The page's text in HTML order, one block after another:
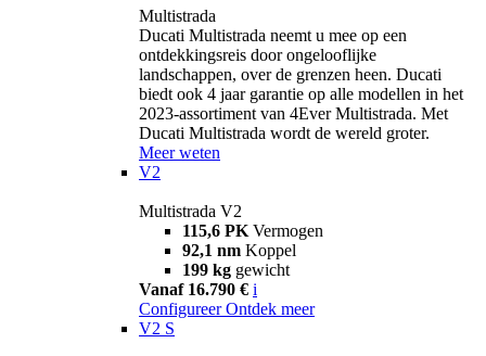
Multistrada
Ducati Multistrada neemt u mee op een
ontdekkingsreis door ongelooflijke
landschappen, over de grenzen heen. Ducati
biedt ook 4 jaar garantie op alle modellen in het
2023-assortiment van 4Ever Multistrada. Met
Ducati Multistrada wordt de wereld groter.
Meer weten
V2
Multistrada V2
115,6 PK Vermogen
92,1 nm Koppel
199 kg gewicht
Vanaf 16.790 € i
Configureer Ontdek meer
V2 S